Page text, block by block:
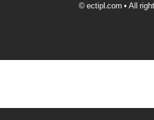
© ectipl.com • All